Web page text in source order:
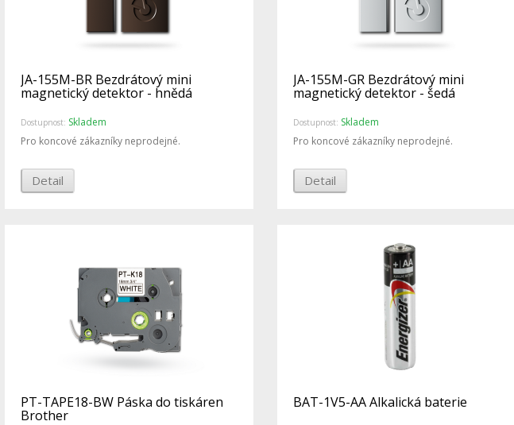
JA-155M-BR Bezdrátový mini
magnetický detektor - hnědá
Dostupnost: Skladem
Pro koncové zákazníky neprodejné.
Detail
JA-155M-GR Bezdrátový mini
magnetický detektor - šedá
Dostupnost: Skladem
Pro koncové zákazníky neprodejné.
Detail
PT-TAPE18-BW Páska do tiskáren
Brother
BAT-1V5-AA Alkalická baterie